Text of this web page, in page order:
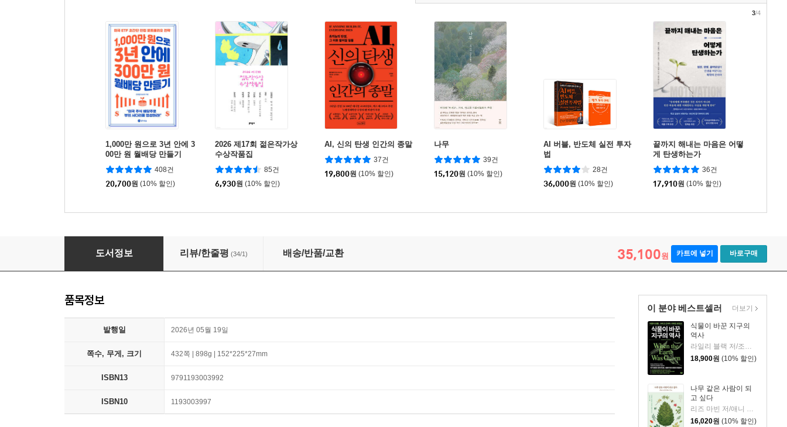
1,000만 원으로 3년 안에 3
00만 원 월배당 만들기
408건
20,700원 (10% 할인)
2026 제17회 젊은작가상
수상작품집
85건
6,930원 (10% 할인)
AI, 신의 탄생 인간의 종말
37건
19,800원 (10% 할인)
나무
39건
15,120원 (10% 할인)
AI 버블, 반도체 실전 투자
법
28건
36,000원 (10% 할인)
끝까지 해내는 마음은 어떻
게 탄생하는가
36건
17,910원 (10% 할인)
3/4
먹는 식물 도감
도서정보 리뷰/한줄평 (34/1) 배송/반품/교환 35,100원 카트에 넣기 바로구매
이 분야 베스트셀러
식물이 바꾼 지구의
역사
라일리 블랙 저/조정남 역
18,900원 (10% 할인)
나무 같은 사람이 되
고 싶다
리즈 마빈 저/애니 데이비든슨 그림/박은진 역
16,020원 (10% 할인)
더보기
품목정보
발행일 2026년 05월 19일
쪽수, 무게, 크기 432쪽 | 898g | 152*225*27mm
ISBN13 9791193003992
ISBN10 1193003997